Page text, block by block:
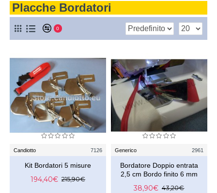
Placche Bordatori
0
Candiotto 7126
Kit Bordatori 5 misure
194,40€ 215,90€
Generico 2961
Bordatore Doppio entrata
2,5 cm Bordo finito 6 mm
38,90€ 43,20€